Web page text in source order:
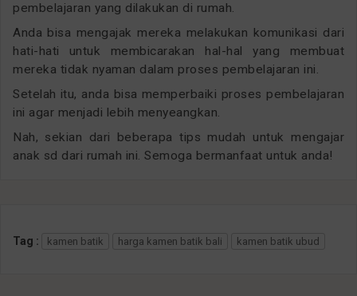
pembelajaran yang dilakukan di rumah.
Anda bisa mengajak mereka melakukan komunikasi dari
hati-hati untuk membicarakan hal-hal yang membuat
mereka tidak nyaman dalam proses pembelajaran ini.
Setelah itu, anda bisa memperbaiki proses pembelajaran
ini agar menjadi lebih menyeangkan.
Nah, sekian dari beberapa tips mudah untuk mengajar
anak sd dari rumah ini. Semoga bermanfaat untuk anda!
Tag : kamen batik harga kamen batik bali kamen batik ubud